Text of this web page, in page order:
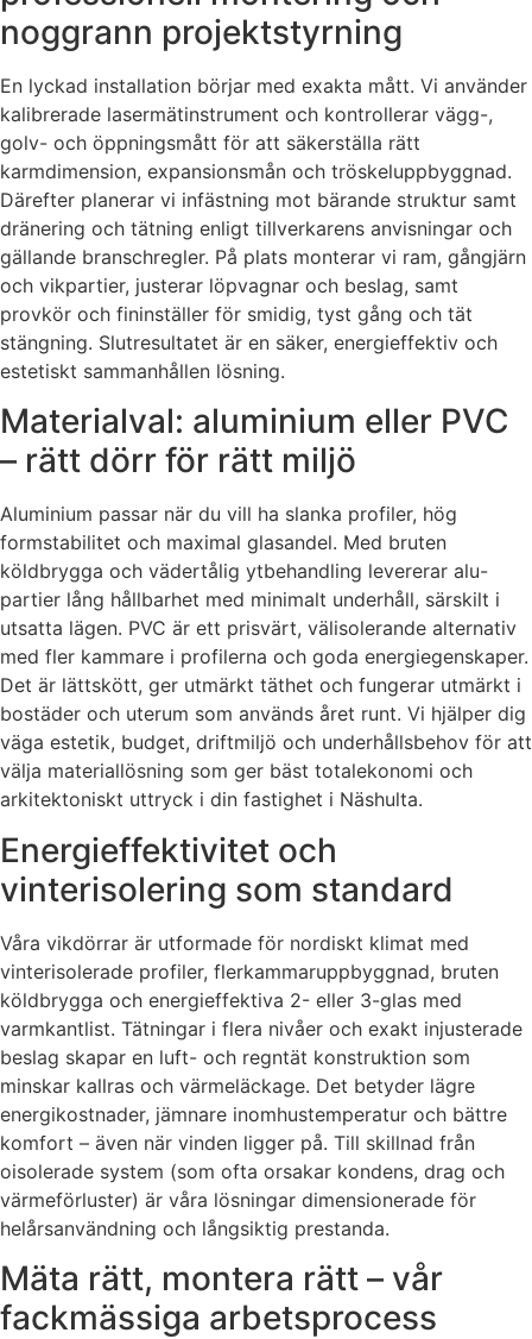
noggrann projektstyrning
En lyckad installation börjar med exakta mått. Vi använder
kalibrerade lasermätinstrument och kontrollerar vägg-,
golv- och öppningsmått för att säkerställa rätt
karmdimension, expansionsmån och tröskeluppbyggnad.
Därefter planerar vi infästning mot bärande struktur samt
dränering och tätning enligt tillverkarens anvisningar och
gällande branschregler. På plats monterar vi ram, gångjärn
och vikpartier, justerar löpvagnar och beslag, samt
provkör och fininställer för smidig, tyst gång och tät
stängning. Slutresultatet är en säker, energieffektiv och
estetiskt sammanhållen lösning.
Materialval: aluminium eller PVC
– rätt dörr för rätt miljö
Aluminium passar när du vill ha slanka profiler, hög
formstabilitet och maximal glasandel. Med bruten
köldbrygga och vädertålig ytbehandling levererar alu-
partier lång hållbarhet med minimalt underhåll, särskilt i
utsatta lägen. PVC är ett prisvärt, välisolerande alternativ
med fler kammare i profilerna och goda energiegenskaper.
Det är lättskött, ger utmärkt täthet och fungerar utmärkt i
bostäder och uterum som används året runt. Vi hjälper dig
väga estetik, budget, driftmiljö och underhållsbehov för att
välja materiallösning som ger bäst totalekonomi och
arkitektoniskt uttryck i din fastighet i Näshulta.
Energieffektivitet och
vinterisolering som standard
Våra vikdörrar är utformade för nordiskt klimat med
vinterisolerade profiler, flerkammaruppbyggnad, bruten
köldbrygga och energieffektiva 2- eller 3-glas med
varmkantlist. Tätningar i flera nivåer och exakt injusterade
beslag skapar en luft- och regntät konstruktion som
minskar kallras och värmeläckage. Det betyder lägre
energikostnader, jämnare inomhustemperatur och bättre
komfort – även när vinden ligger på. Till skillnad från
oisolerade system (som ofta orsakar kondens, drag och
värmeförluster) är våra lösningar dimensionerade för
helårsanvändning och långsiktig prestanda.
Mäta rätt, montera rätt – vår
fackmässiga arbetsprocess